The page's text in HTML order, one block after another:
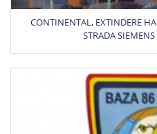
CONTINENTAL, EXTINDERE
STRADA